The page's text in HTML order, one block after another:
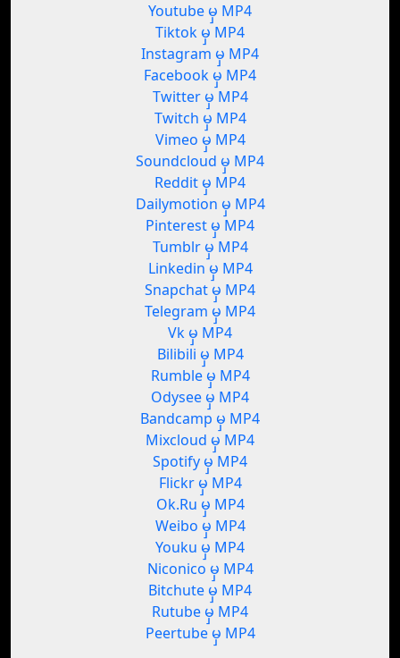
Youtube မှ MP4
Tiktok မှ MP4
Instagram မှ MP4
Facebook မှ MP4
Twitter မှ MP4
Twitch မှ MP4
Vimeo မှ MP4
Soundcloud မှ MP4
Reddit မှ MP4
Dailymotion မှ MP4
Pinterest မှ MP4
Tumblr မှ MP4
Linkedin မှ MP4
Snapchat မှ MP4
Telegram မှ MP4
Vk မှ MP4
Bilibili မှ MP4
Rumble မှ MP4
Odysee မှ MP4
Bandcamp မှ MP4
Mixcloud မှ MP4
Spotify မှ MP4
Flickr မှ MP4
Ok.Ru မှ MP4
Weibo မှ MP4
Youku မှ MP4
Niconico မှ MP4
Bitchute မှ MP4
Rutube မှ MP4
Peertube မှ MP4